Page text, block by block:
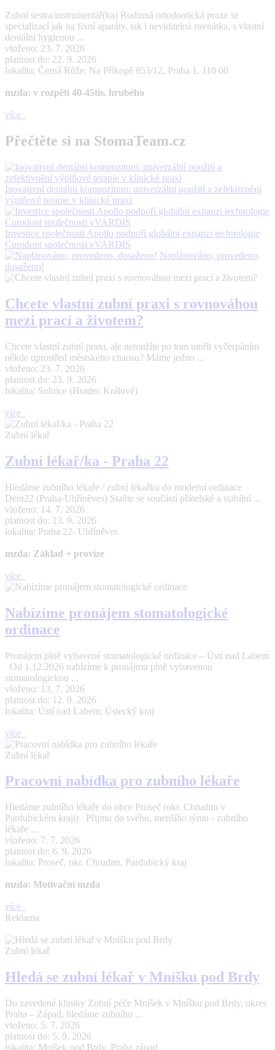
Zubní sestra/instrumentář(ka) Rodinná ortodontická praxe se
specializací jak na fixní aparáty, tak i neviditelná rovnátka, s vlastní
dentální hygienou ...
vloženo: 23. 7. 2026
platnost do: 22. 9. 2026
lokalita: Černá Růže, Na Příkopě 853/12, Praha 1, 110 00
mzda: v rozpětí 40-45tis. hrubého
více
Přečtěte si na StomaTeam.cz
Inovativní dentální kompozitum: univerzální použití a zefektivnění
výplňové terapie v klinické praxi
Investice společnosti Apollo podpoří globální expanzi technologie
Curodont společnosti vVARDIS
Naplánováno, provedeno,
dosaženo!
Chcete vlastní zubní praxi s rovnováhou
mezi prací a životem?
Chcete vlastní zubní praxi, ale netoužíte po tom umřít vyčerpáním
někde uprostřed městského chaosu? Máme jedno ...
vloženo: 23. 7. 2026
platnost do: 23. 9. 2026
lokalita: Solnice (Hradec Králové)
více
Zubní lékař
Zubní lékař/ka - Praha 22
Hledáme zubního lékaře / zubní lékařku do moderní ordinace
Dent22 (Praha-Uhříněves) Staňte se součástí přátelské a stabilní ...
vloženo: 14. 7. 2026
platnost do: 13. 9. 2026
lokalita: Praha 22- Uhříněves
mzda: Základ + provize
více
Nabízíme pronájem stomatologické
ordinace
Pronájem plně vybavené stomatologické ordinace – Ústí nad Labem
Od 1.12.2026 nabízíme k pronájmu plně vybavenou
stomatologickou ...
vloženo: 13. 7. 2026
platnost do: 12. 9. 2026
lokalita: Ústí nad Labem, Ústecký kraj
více
Zubní lékař
Pracovní nabídka pro zubního lékaře
Hledáme zubního lékaře do obce Proseč (okr. Chrudim v
Pardubickém kraji) Přijmu do svého, menšího týmu - zubního
lékaře ...
vloženo: 7. 7. 2026
platnost do: 6. 9. 2026
lokalita: Proseč, okr. Chrudim, Pardubický kraj
mzda: Motivační mzda
více
Reklama
Zubní lékař
Hledá se zubní lékař v Mníšku pod Brdy
Do zavedené kliniky Zubní péče Mníšek v Mníšku pod Brdy, okres
Praha – Západ, hledáme zubního ...
vloženo: 5. 7. 2026
platnost do: 5. 9. 2026
lokalita: Mníšek pod Brdy, Praha západ